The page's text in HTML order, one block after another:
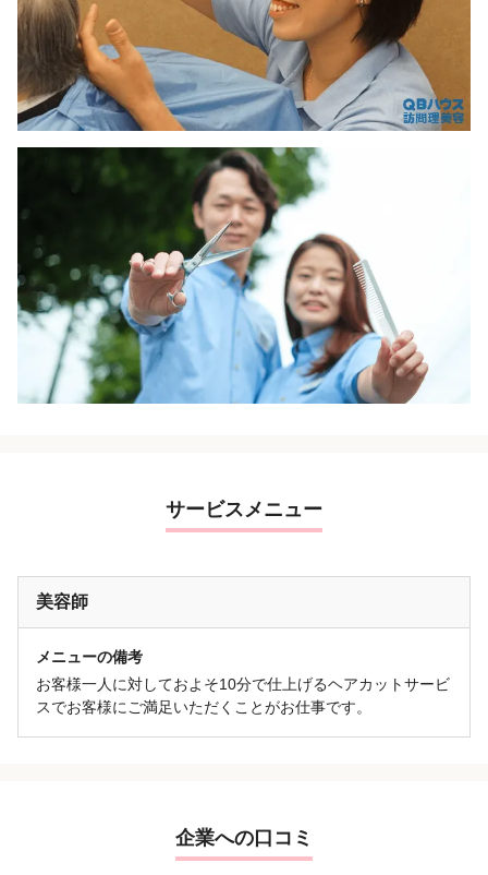
サービスメニュー
美容師
メニューの備考
お客様一人に対しておよそ10分で仕上げるヘアカットサービ
スでお客様にご満足いただくことがお仕事です。
企業への口コミ